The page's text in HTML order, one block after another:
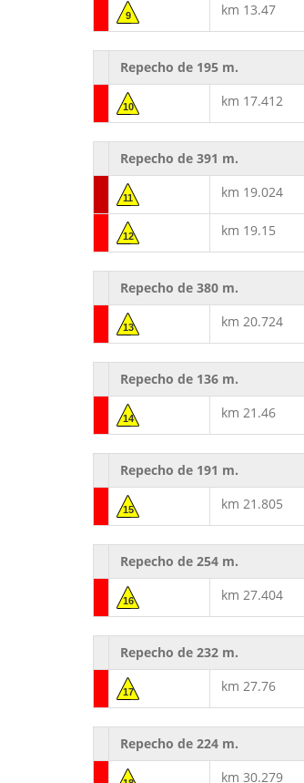
9 km 13.47
Repecho de 195 m.
10 km 17.412
Repecho de 391 m.
11 km 19.024
12 km 19.15
Repecho de 380 m.
13 km 20.724
Repecho de 136 m.
14 km 21.46
Repecho de 191 m.
15 km 21.805
Repecho de 254 m.
16 km 27.404
Repecho de 232 m.
17 km 27.76
Repecho de 224 m.
km 30.279